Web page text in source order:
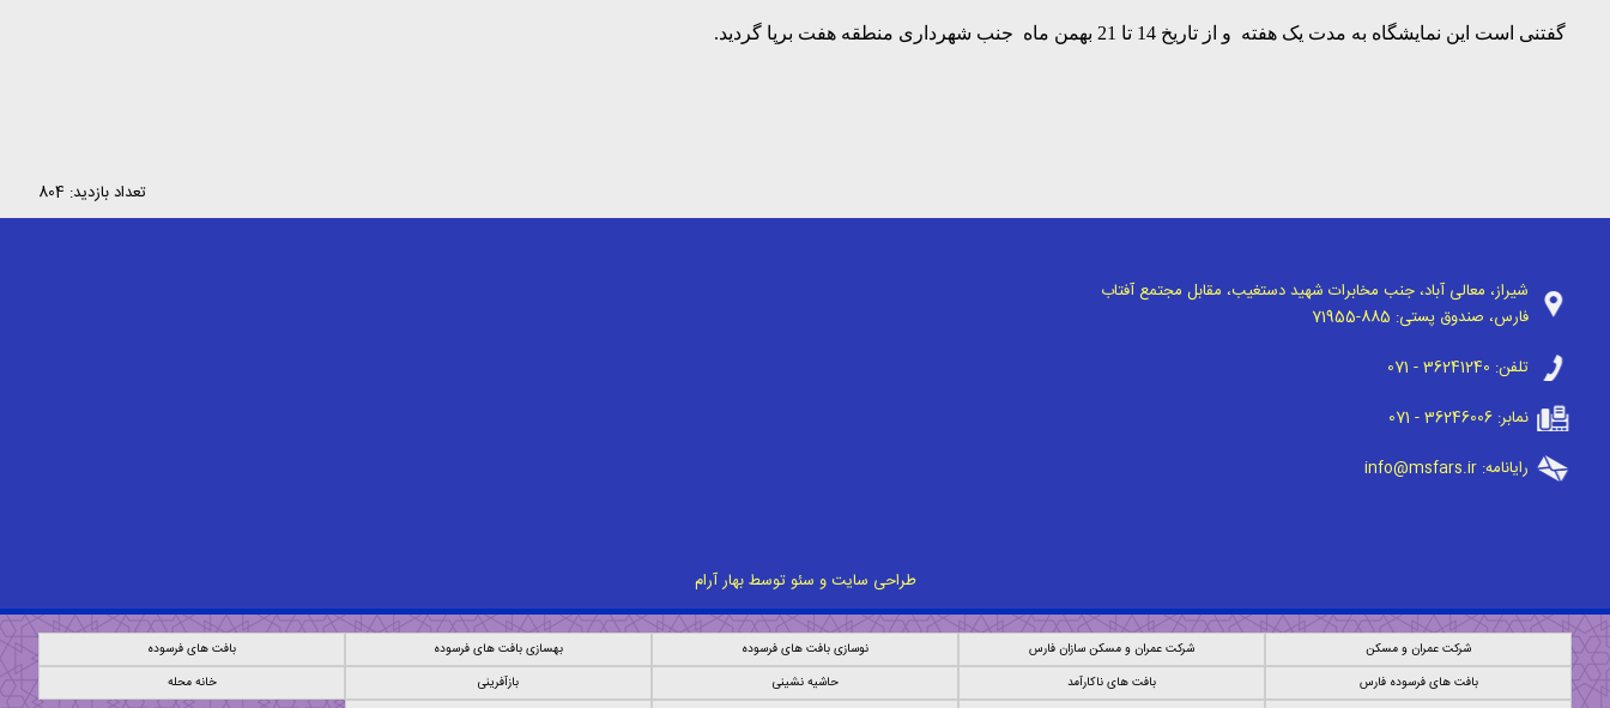
گفتنی است این نمایشگاه به مدت یک هفته و از تاریخ 14 تا 21 بهمن ماه جنب شهرداری منطقه هفت برپا گردید.
تعداد بازدید: 804
شیراز، معالی آباد، جنب مخابرات شهید دستغیب، مقابل مجتمع آفتاب
فارس، صندوق پستی: 71955-885
تلفن: 071 - 36241240
نمابر: 071 - 36246006
رایانامه: info@msfars.ir
طراحی سایتو سئوتوسطبهار آرام
شرکت عمران و مسکن شرکت عمران و مسکن سازان فارس نوسازی بافت های فرسوده بهسازی بافت های فرسوده
بافت های فرسوده
بافت های فرسوده فارس
بافت های ناکارآمد حاشیه نشینی بازآفرینی
خانه محله